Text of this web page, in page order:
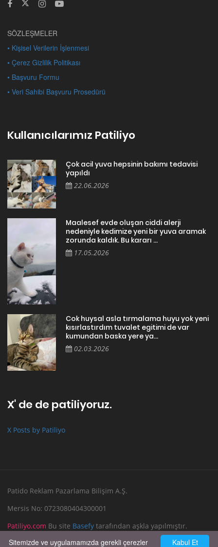
SÖZLEŞMELER
• Kişisel Verilerin İşlenmesi
• Çerez Gizlilik Politikası
• Başvuru Formu
• Veri Sahibi Başvuru Prosedürü
Kullanıcılarımız Patiliyo
Çok acil yuva hepsinin bakımı tedavisi
yapıldı
22.06.2026
Maalesef evde oluşan ciddi alerji
nedeniyle kedimize yeni bir yuva aramak
zorunda kaldık. Bu kararı ...
17.05.2026
Cok huysal asla tırmalama huyu yok yeni
kısırlastırdım tuvalet egitimi de var
kumundan baska yere ya...
02.03.2026
X' de de patiliyoruz.
X Posts by Patiliyo
Patido Reklam Pazarlama Bilişim A.Ş.
Mersis No: 0723080404300001
Patiliyo.com Bu site Basefy tarafından aşkla yapılmıştır.
Reklam Verin
Bize Yazın
Kabul Et
Sitemizde ve uygulamamızda gerekli çerezler